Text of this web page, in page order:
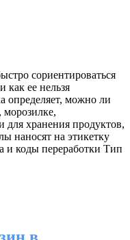
сориентироваться
как ее нельзя
определяет, можно ли
морозилке,
хранения продуктов,
наносят на этикетку
и коды переработки Тип
в